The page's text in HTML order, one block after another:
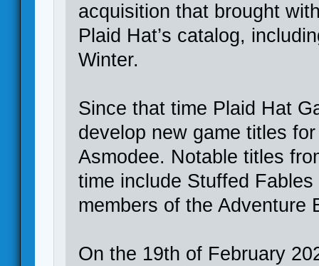
acquisition that brought
Plaid Hat’s catalog,
Winter.
Since that time Plaid Hat
develop new game titles
Asmodee. Notable titles
time include Stuffed
members of the Adventure
On the 19th of February